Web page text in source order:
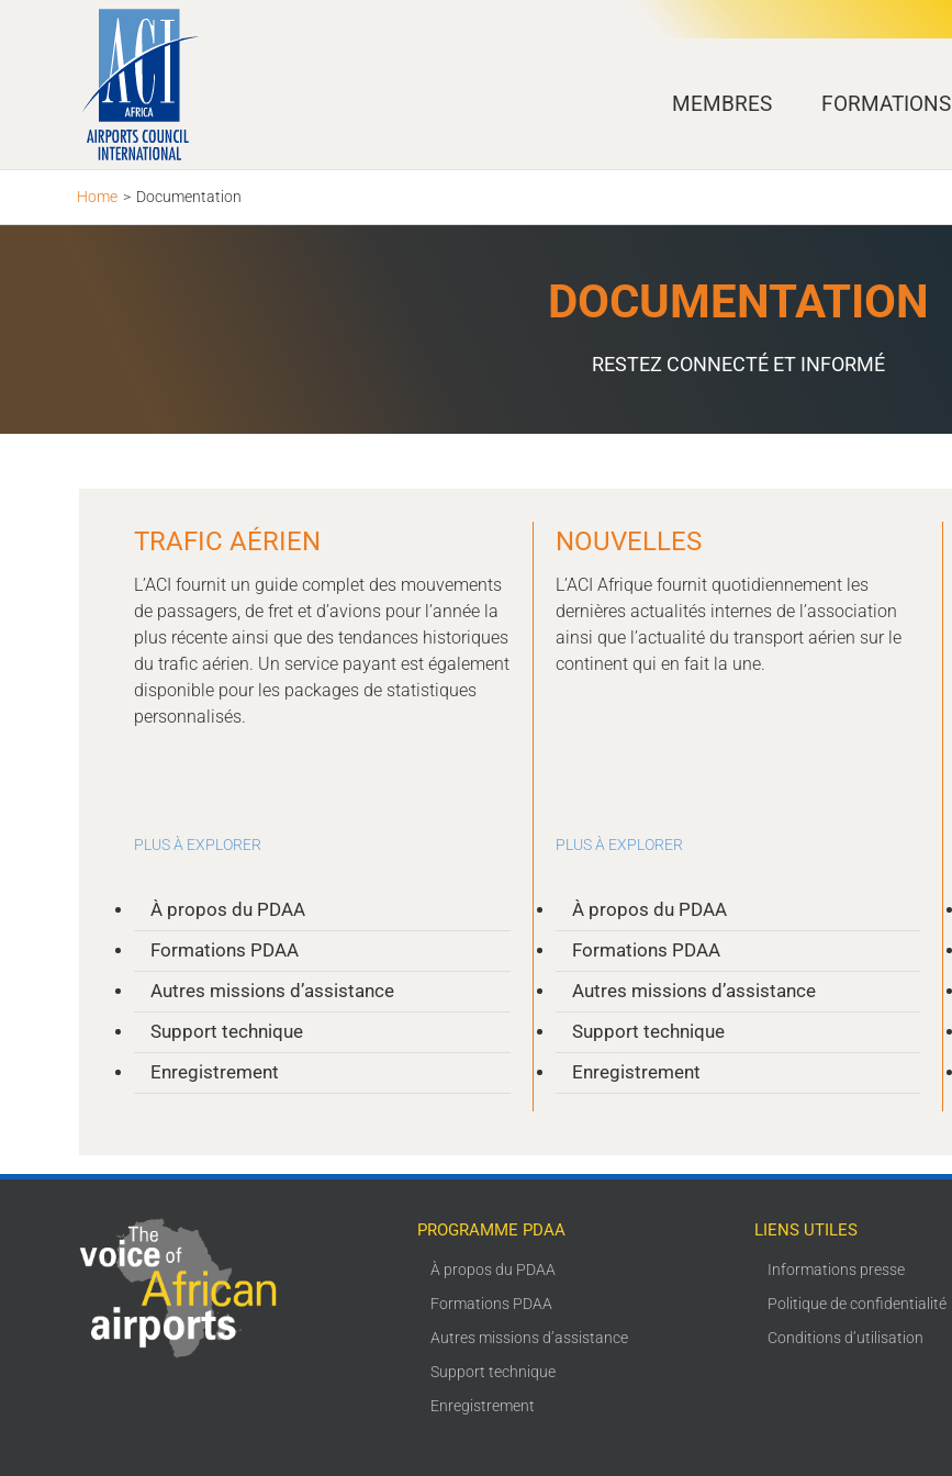
MEMBRES FORMATIONS
Home > Documentation
DOCUMENTATION
RESTEZ CONNECTÉ ET INFORMÉ
TRAFIC AÉRIEN
L’ACI fournit un guide complet des mouvements
de passagers, de fret et d’avions pour l’année la
plus récente ainsi que des tendances historiques
du trafic aérien. Un service payant est également
disponible pour les packages de statistiques
personnalisés.
PLUS À EXPLORER
À propos du PDAA
Formations PDAA
Autres missions d’assistance
Support technique
Enregistrement
NOUVELLES
L’ACI Afrique fournit quotidiennement les
dernières actualités internes de l’association
ainsi que l’actualité du transport aérien sur le
continent qui en fait la une.
PLUS À EXPLORER
À propos du PDAA
Formations PDAA
Autres missions d’assistance
Support technique
Enregistrement
PROGRAMME PDAA
À propos du PDAA
Formations PDAA
Autres missions d’assistance
Support technique
Enregistrement
LIENS UTILES
Informations presse
Politique de confidentialité
Conditions d’utilisation